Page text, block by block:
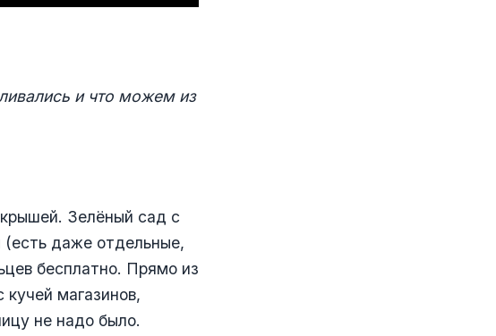
и что можем из
Зелёный сад с
(есть даже отдельные,
бесплатно. Прямо из
магазинов,
не надо было.